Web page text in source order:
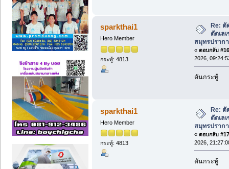
sparkthai1
Hero Member
กระทู้: 4813
Re: ตั
ตัดเล
สมุทรปราก
« ตอบกลับ
2026,
ดันกระทู้
sparkthai1
Hero Member
กระทู้: 4813
Re: ตั
ตัดเล
สมุทรปราก
« ตอบกลับ
2026,
ดันกระทู้